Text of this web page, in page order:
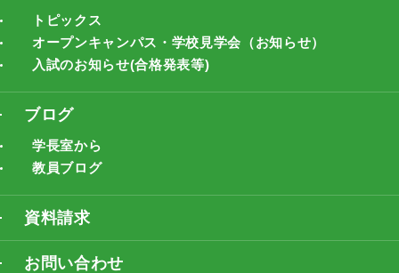
トピックス
オープンキャンパス・学校見学会（お知らせ）
入試のお知らせ(合格発表等)
ブログ
学長室から
教員ブログ
資料請求
お問い合わせ